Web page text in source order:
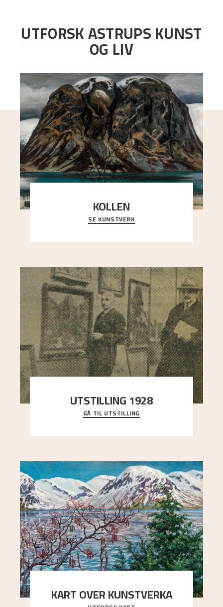
UTFORSK ASTRUPS KUNST
OG LIV
KOLLEN
Et ruvende fjell dominerer bildeflaten, og står i
sterk kontrast til det spinkle rognetreet ute
SE KUNSTVERK
UTSTILLING 1928
Då Astrup døydde i 1928, tok vennene Moritz
Kaland og Simon Thorbjørnsen initiativ til å
GÅ TIL UTSTILLING
KART OVER KUNSTVERKA